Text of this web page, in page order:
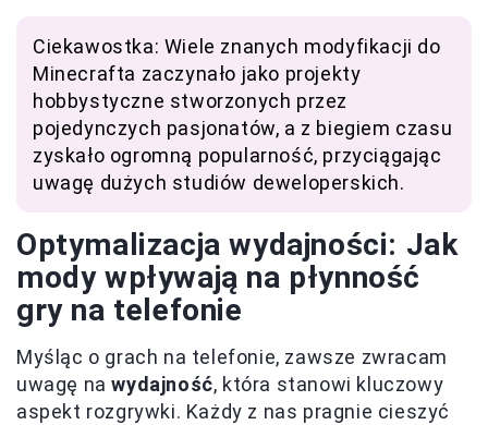
Ciekawostka: Wiele znanych modyfikacji do
Minecrafta zaczynało jako projekty
hobbystyczne stworzonych przez
pojedynczych pasjonatów, a z biegiem czasu
zyskało ogromną popularność, przyciągając
uwagę dużych studiów deweloperskich.
Optymalizacja wydajności: Jak
mody wpływają na płynność
gry na telefonie
Myśląc o grach na telefonie, zawsze zwracam
uwagę nawydajność, która stanowi kluczowy
aspekt rozgrywki. Każdy z nas pragnie cieszyć